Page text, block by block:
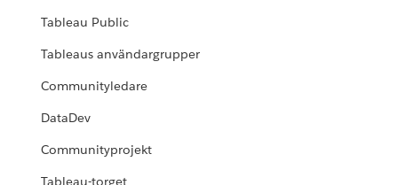
Tableau Public
Tableaus användargrupper
Communityledare
DataDev
Communityprojekt
Tableau-torget